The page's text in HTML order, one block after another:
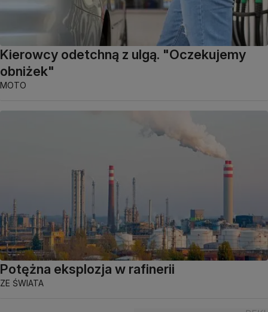
Kierowcy odetchną z ulgą. "Oczekujemy
obniżek"
MOTO
Potężna eksplozja w rafinerii
ZE ŚWIATA